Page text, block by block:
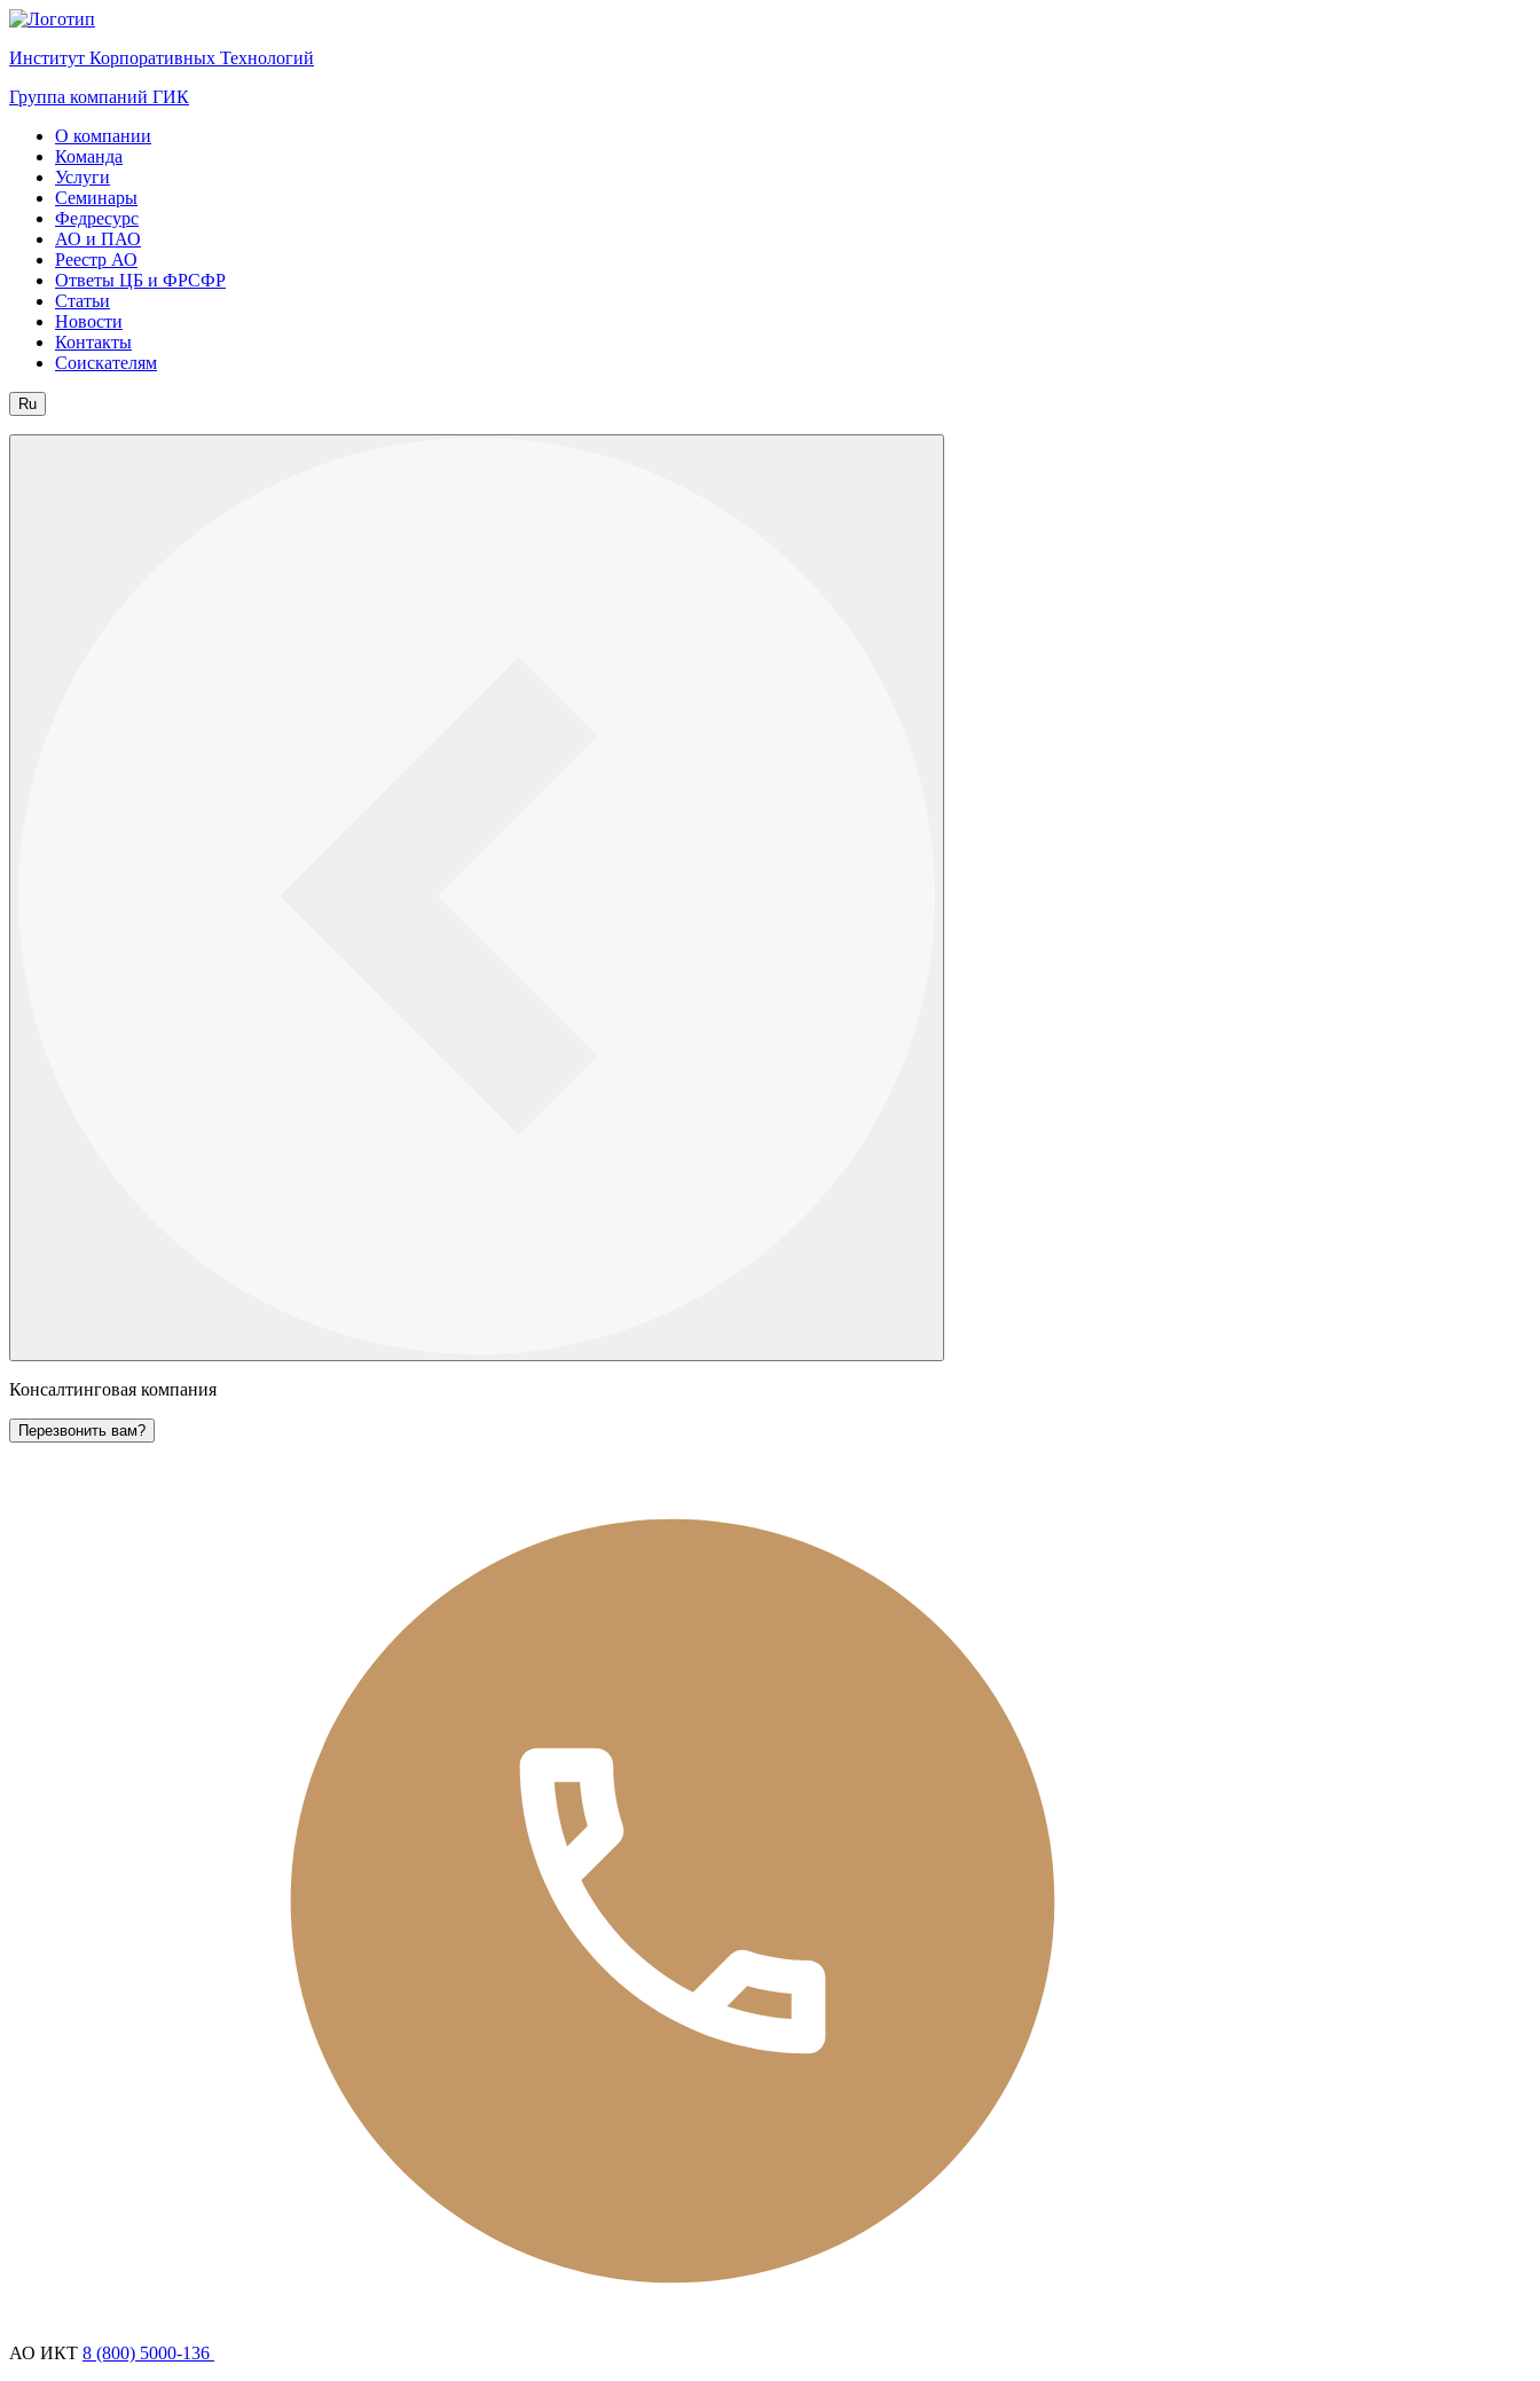
Институт Корпоративных Технологий
Группа компаний ГИК
О компании
Команда
Услуги
Семинары
Федресурс
АО и ПАО
Реестр АО
Ответы ЦБ и ФРСФР
Статьи
Новости
Контакты
Соискателям
Ru
Консалтинговая компания
Перезвонить вам?
АО ИКТ 8 (800) 5000-136